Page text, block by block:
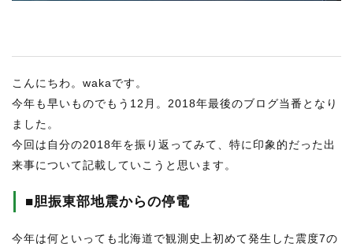
CONTACT US
サイトマップ
情報セキュリティ
プライバシーポリシー
こんにちわ。wakaです。
今年も早いものでもう12月。2018年最後のブログ当番となり
ました。
今回は自分の2018年を振り返ってみて、特に印象的だった出
来事について記載していこうと思います。
■胆振東部地震からの停電
今年は何といっても北海道で観測史上初めて発生した震度7の